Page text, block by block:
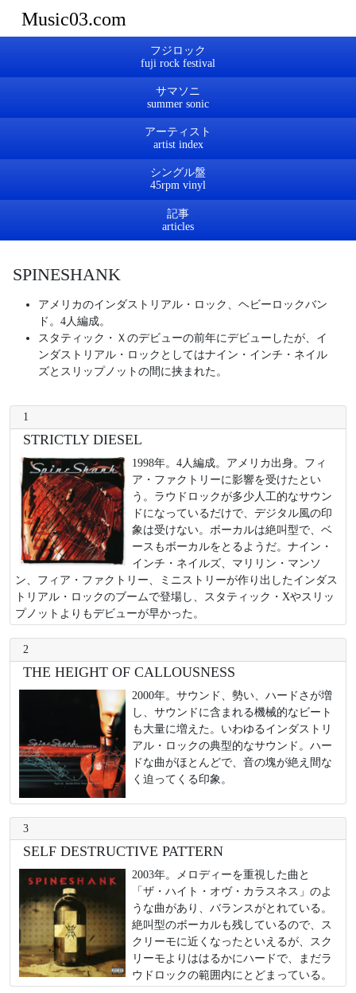
Music03.com
フジロック
サマソニ
アーティスト
シングル盤
記事
SPINESHANK
アメリカのインダストリアル・ロック、ヘビーロックバン
ド。4人編成。
スタティック・Ｘのデビューの前年にデビューしたが、イ
ンダストリアル・ロックとしてはナイン・インチ・ネイル
ズとスリップノットの間に挟まれた。
1
STRICTLY DIESEL
1998年。4人編成。アメリカ出身。フィ
ア・ファクトリーに影響を受けたとい
う。ラウドロックが多少人工的なサウン
ドになっているだけで、デジタル風の印
象は受けない。ボーカルは絶叫型で、ベ
ースもボーカルをとるようだ。ナイン・
インチ・ネイルズ、マリリン・マンソ
ン、フィア・ファクトリー、ミニストリーが作り出したインダス
トリアル・ロックのブームで登場し、スタティック・Xやスリッ
プノットよりもデビューが早かった。
2
THE HEIGHT OF CALLOUSNESS
2000年。サウンド、勢い、ハードさが増
し、サウンドに含まれる機械的なビート
も大量に増えた。いわゆるインダストリ
アル・ロックの典型的なサウンド。ハー
ドな曲がほとんどで、音の塊が絶え間な
く迫ってくる印象。
3
SELF DESTRUCTIVE PATTERN
2003年。メロディーを重視した曲と
「ザ・ハイト・オヴ・カラスネス」のよ
うな曲があり、バランスがとれている。
絶叫型のボーカルも残しているので、ス
クリーモに近くなったといえるが、スク
リーモよりははるかにハードで、まだラ
ウドロックの範囲内にとどまっている。